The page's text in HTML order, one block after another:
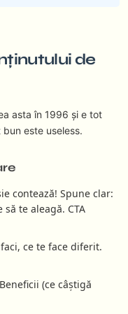
de
asta în 1996 și e tot
este useless.
contează! Spune clar:
te aleagă. CTA
ce te face diferit.
(ce câștigă